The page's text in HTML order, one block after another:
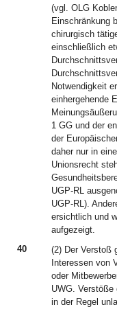
(vgl. OLG
Einschränkung
chirurgisch
einschließlich
Notwendigkeit
einhergehende
1 GG und der
der
daher nur in
Unionsrecht
UGP-RL
UGP-RL).
ersichtlich und
aufgezeigt.
40
(2) Der Verstoß
Interessen von
oder
UWG. Verstöße
in der Regel